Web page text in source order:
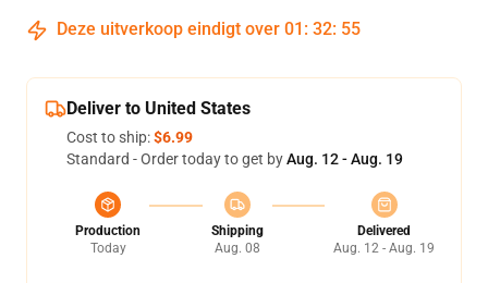
Deze uitverkoop eindigt over 01 : 32: 54
Deliver to United States
Cost to ship:$6.99
Standard - Order today to get byAug. 12 - Aug. 19
Production
Today
Shipping
Aug. 08
Delivered
Aug. 12 - Aug. 19